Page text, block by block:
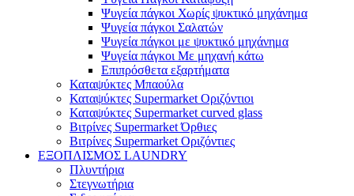
Ψυγεία πάγκοι Χωρίς ψυκτικό μηχάνημα
Ψυγεία πάγκοι Σαλατών
Ψυγεία πάγκοι με ψυκτικό μηχάνημα
Ψυγεία πάγκοι Με μηχανή κάτω
Επιπρόσθετα εξαρτήματα
Καταψύκτες Μπαούλα
Καταψύκτες Supermarket Οριζόντιοι
Καταψύκτες Supermarket curved glass
Βιτρίνες Supermarket Όρθιες
Βιτρίνες Supermarket Οριζόντιες
ΕΞΟΠΛΙΣΜΟΣ LAUNDRY
Πλυντήρια
Στεγνωτήρια